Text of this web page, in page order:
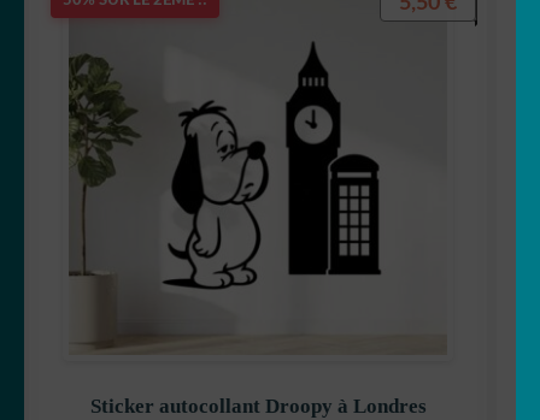
Sticker autocollant Droopy à Londres